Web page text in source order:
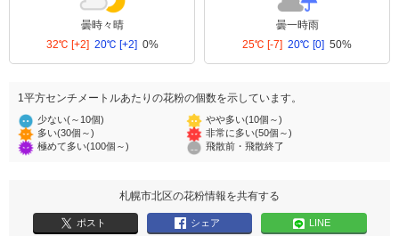
曇時々晴
32℃ [+2] 20℃ [+2] 0%
曇一時雨
25℃ [-7] 20℃ [0] 50%
1平方センチメートルあたりの花粉の個数を示しています。
少ない(～10個)
やや多い(10個～)
多い(30個～)
非常に多い(50個～)
極めて多い(100個～)
飛散前・飛散終了
札幌市北区の花粉情報を共有する
ポスト シェア LINE